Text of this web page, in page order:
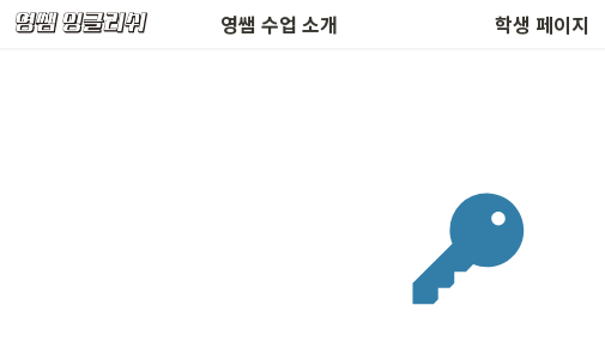
영쌤 수업 소개 학생 페이지